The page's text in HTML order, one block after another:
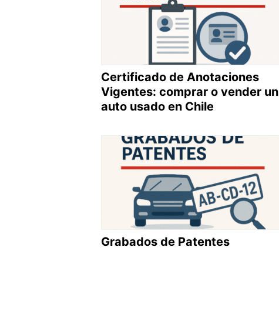
Certificado de Anotaciones
Vigentes: comprar o vender un
auto usado en Chile
Grabados de Patentes